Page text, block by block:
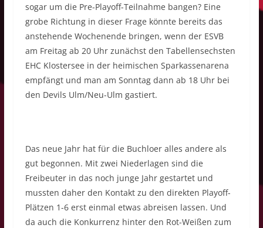
sogar um die Pre-Playoff-Teilnahme bangen? Eine
grobe Richtung in dieser Frage könnte bereits das
anstehende Wochenende bringen, wenn der ESVB
am Freitag ab 20 Uhr zunächst den Tabellensechsten
EHC Klostersee in der heimischen Sparkassenarena
empfängt und man am Sonntag dann ab 18 Uhr bei
den Devils Ulm/Neu-Ulm gastiert.
Das neue Jahr hat für die Buchloer alles andere als
gut begonnen. Mit zwei Niederlagen sind die
Freibeuter in das noch junge Jahr gestartet und
mussten daher den Kontakt zu den direkten Playoff-
Plätzen 1-6 erst einmal etwas abreisen lassen. Und
da auch die Konkurrenz hinter den Rot-Weißen zum